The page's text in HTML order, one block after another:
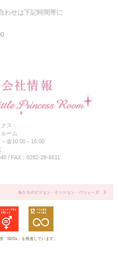
わせは下記時間帯に
ス
ーム
金10:00～16:00
/ FAX：0282-28-6611
「SDGs」を推進しています。